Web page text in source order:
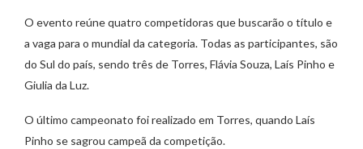
O evento reúne quatro competidoras que buscarão o título e
a vaga para o mundial da categoria. Todas as participantes, são
do Sul do país, sendo três de Torres, Flávia Souza, Laís Pinho e
Giulia da Luz.
O último campeonato foi realizado em Torres, quando Laís
Pinho se sagrou campeã da competição.